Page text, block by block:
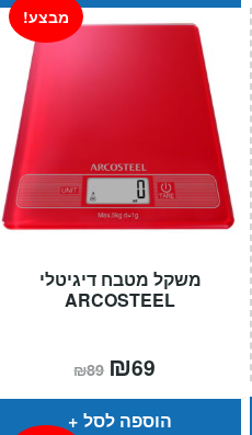
משקל מטבח דיגיטלי
ARCOSTEEL
מבצע!
₪89 המחיר
המקורי
היה:
₪89.
₪69
הוא:
הוספה לסל